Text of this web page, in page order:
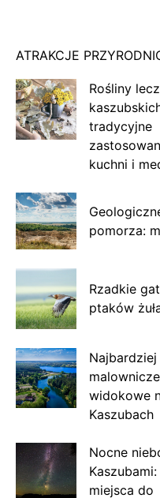
ATRAKCJE
Rośliny
tradycyjne
kuchni i
pomorza:
Rzadkie
ptaków
Najbardziej
widokowe
Kaszubach
Nocne
miejsca do